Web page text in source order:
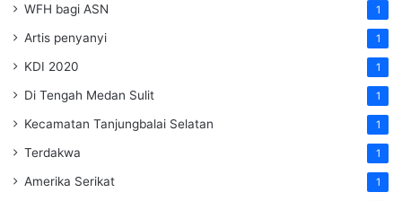
WFH bagi ASN 1
Artis penyanyi 1
KDI 2020 1
Di Tengah Medan Sulit 1
Kecamatan Tanjungbalai Selatan 1
Terdakwa 1
Amerika Serikat 1